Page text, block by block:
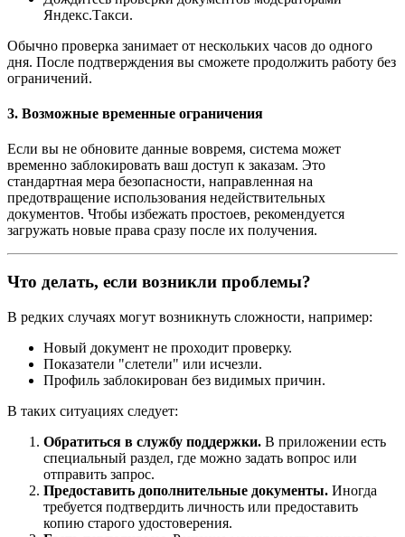
Яндекс.Такси.
Обычно проверка занимает от нескольких часов до одного
дня. После подтверждения вы сможете продолжить работу без
ограничений.
3. Возможные временные ограничения
Если вы не обновите данные вовремя, система может
временно заблокировать ваш доступ к заказам. Это
стандартная мера безопасности, направленная на
предотвращение использования недействительных
документов. Чтобы избежать простоев, рекомендуется
загружать новые права сразу после их получения.
Что делать, если возникли проблемы?
В редких случаях могут возникнуть сложности, например:
Новый документ не проходит проверку.
Показатели "слетели" или исчезли.
Профиль заблокирован без видимых причин.
В таких ситуациях следует:
Обратиться в службу поддержки. В приложении есть
специальный раздел, где можно задать вопрос или
отправить запрос.
Предоставить дополнительные документы. Иногда
требуется подтвердить личность или предоставить
копию старого удостоверения.